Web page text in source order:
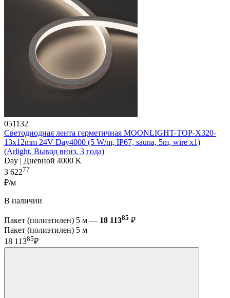
051132
Светодиодная лента герметичная MOONLIGHT-TOP-X320-
13x12mm 24V Day4000 (5 W/m, IP67, sauna, 5m, wire x1)
(Arlight, Вывод вниз, 3 года)
Day | Дневной 4000 K
3 62277
₽/м
В наличии
Пакет (полиэтилен) 5 м — 18 11385 ₽
Пакет (полиэтилен) 5 м
18 11385₽